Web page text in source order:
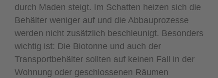
durch Maden steigt. Im Schatten heizen sich die
Behälter weniger auf und die Abbauprozesse
werden nicht zusätzlich beschleunigt. Besonders
wichtig ist: Die Biotonne und auch der
Transportbehälter sollten auf keinen Fall in der
Wohnung oder geschlossenen Räumen